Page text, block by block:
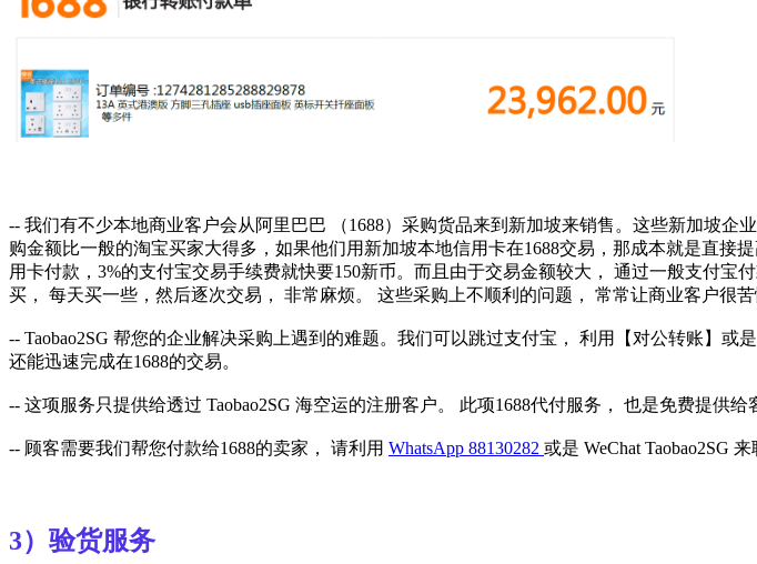
-- 我们有不少本地商业客户会从阿里巴巴 （1688）采购货品来到新加坡来销售。这些新加坡
购金额比一般的淘宝买家大得多，如果他们用新加坡本地信用卡在1688交易，那成本就是直
用卡付款，3%的支付宝交易手续费就快要150新币。而且由于交易金额较大， 通过一般支付
买， 每天买一些，然后逐次交易， 非常麻烦。 这些采购上不顺利的问题， 常常让商业客户很苦
-- Taobao2SG 帮您的企业解决采购上遇到的难题。我们可以跳过支付宝， 利用【对公转账】
还能迅速完成在1688的交易。
-- 这项服务只提供给透过 Taobao2SG 海空运的注册客户。 此项1688代付服务， 也是免费提供给
-- 顾客需要我们帮您付款给1688的卖家， 请利用 WhatsApp 88130282 或是 WeChat Taobao2SG
3）验货服务